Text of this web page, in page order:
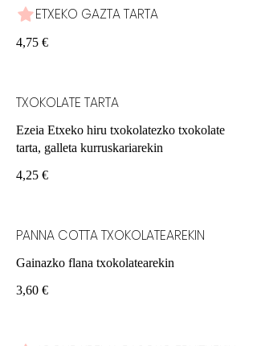
ETXEKO GAZTA TARTA
4,75 €
TXOKOLATE TARTA
Ezeia Etxeko hiru txokolatezko txokolate
tarta, galleta kurruskariarekin
4,25 €
PANNA COTTA TXOKOLATEAREKIN
Gainazko flana txokolatearekin
3,60 €